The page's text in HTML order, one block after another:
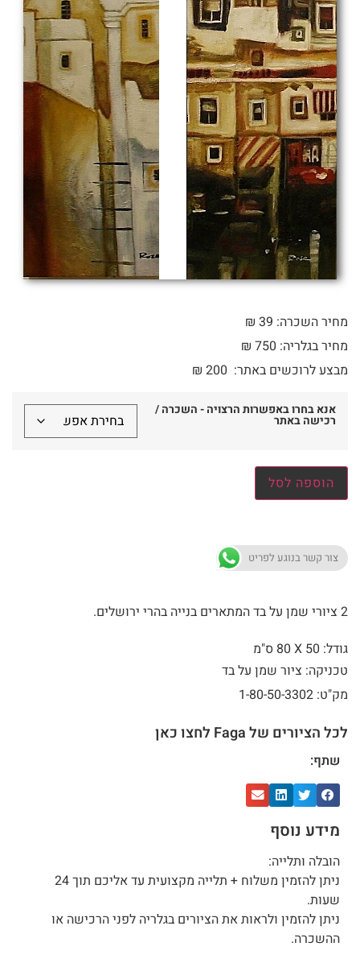
מחיר השכרה: 39 ₪
מחיר בגלריה: 750 ₪
מבצע לרוכשים באתר:
₪ 200
אנא בחרו באפשרות הרצויה - השכרה /
רכישה באתר
הוספה לסל
צור קשר בנוגע לפריט
2 ציורי שמן על בד המתארים בנייה בהרי ירושלים.
גודל: 50 X
80 ס"מ
טכניקה: ציור שמן על בד
מק"ט: 1-80-50-3302
לכל הציורים של Faga לחצו כאן
שתף:
מידע נוסף
הובלה ותלייה:
ניתן להזמין משלוח + תלייה מקצועית עד אליכם תוך 24
שעות.
ניתן להזמין ולראות את הציורים בגלריה לפני הרכישה או
ההשכרה.